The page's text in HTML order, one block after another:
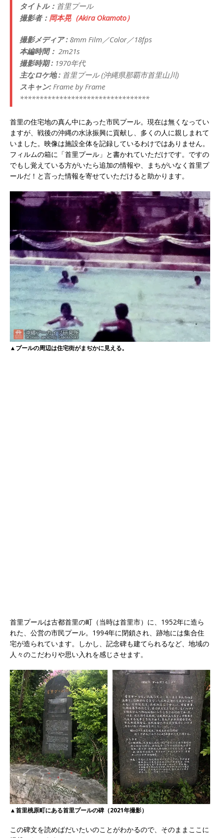
タイトル： 首里プール
撮影者： 岡本晃（Akira Okamoto）
撮影メディア : 8mm Film／Color／18fps
本編時間： 2m21s
撮影時期 : 1970年代
主なロケ地 : 首里プール (沖縄県那覇市首里山川)
スキャン: Frame by Frame
*********************************
首里の住宅地の真ん中にあった市民プール。現在は無くなってい
ますが、戦後の沖縄の水泳振興に貢献し、多くの人に親しまれて
いました。映像は施設全体を記録しているわけではありません。
フィルムの箱に「首里プール」と書かれていただけです。ですの
でもし覚えている方がいたら追加の情報や、まちがいなく首里プ
ールだ！と言った情報を寄せていただけると助かります。
▲プールの周辺は住宅街がまぢかに見える。
首里プールは古都首里の町（当時は首里市）に、1952年に造ら
れた、公営の市民プール。1994年に閉鎖され、跡地には集合住
宅が造られています。しかし、記念碑も建てられるなど、地域の
人々のこだわりや思い入れを感じさせます。
▲首里桃原町にある首里プールの碑（2021年撮影）
この碑文を読めばだいたいのことがわかるので、そのままここに